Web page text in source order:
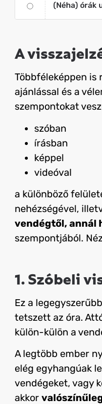
(Néha) órák
A
Többféleképpen is
ajánlással és a
szempontokat
szóban
írásban
képpel
videóval
a különböző
nehézségével,
vendégtől, annál
szempontjából.
1. Szóbeli
Ez a
tetszett az óra.
külön-külön a
A legtöbb ember
elég egyhangúak
vendégeket, vagy
akkor